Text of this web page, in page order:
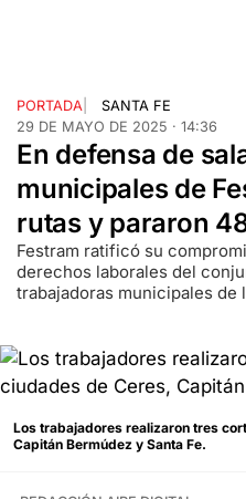
PORTADA
SANTA FE
29 DE MAYO DE 2025 · 14:36
En defensa de
municipales de
rutas y pararon
Festram ratificó su
derechos laborales del
trabajadoras municipales de
Los trabajadores realizaron tres
Capitán Bermúdez y Santa Fe.